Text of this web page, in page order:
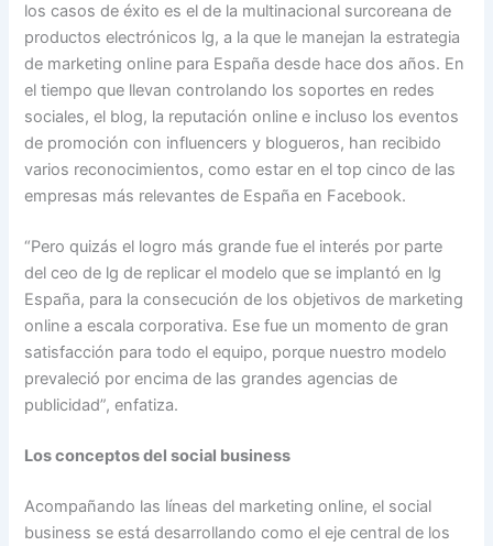
los casos de éxito es el de la multinacional surcoreana de
productos electrónicos lg, a la que le manejan la estrategia
de marketing online para España desde hace dos años. En
el tiempo que llevan controlando los soportes en redes
sociales, el blog, la reputación online e incluso los eventos
de promoción con influencers y blogueros, han recibido
varios reconocimientos, como estar en el top cinco de las
empresas más relevantes de España en Facebook.
“Pero quizás el logro más grande fue el interés por parte
del ceo de lg de replicar el modelo que se implantó en lg
España, para la consecución de los objetivos de marketing
online a escala corporativa. Ese fue un momento de gran
satisfacción para todo el equipo, porque nuestro modelo
prevaleció por encima de las grandes agencias de
publicidad”, enfatiza.
Los conceptos del social business
Acompañando las líneas del marketing online, el social
business se está desarrollando como el eje central de los